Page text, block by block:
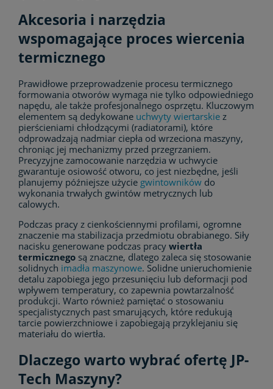
Akcesoria i narzędzia
wspomagające proces wiercenia
termicznego
Prawidłowe przeprowadzenie procesu termicznego
formowania otworów wymaga nie tylko odpowiedniego
napędu, ale także profesjonalnego osprzętu. Kluczowym
elementem są dedykowane uchwyty wiertarskie z
pierścieniami chłodzącymi (radiatorami), które
odprowadzają nadmiar ciepła od wrzeciona maszyny,
chroniąc jej mechanizmy przed przegrzaniem.
Precyzyjne zamocowanie narzędzia w uchwycie
gwarantuje osiowość otworu, co jest niezbędne, jeśli
planujemy późniejsze użycie gwintowników do
wykonania trwałych gwintów metrycznych lub
calowych.
Podczas pracy z cienkościennymi profilami, ogromne
znaczenie ma stabilizacja przedmiotu obrabianego. Siły
nacisku generowane podczas pracy wiertła
termicznego są znaczne, dlatego zaleca się stosowanie
solidnych imadła maszynowe. Solidne unieruchomienie
detalu zapobiega jego przesunięciu lub deformacji pod
wpływem temperatury, co zapewnia powtarzalność
produkcji. Warto również pamiętać o stosowaniu
specjalistycznych past smarujących, które redukują
tarcie powierzchniowe i zapobiegają przyklejaniu się
materiału do wiertła.
Dlaczego warto wybrać ofertę JP-
Tech Maszyny?